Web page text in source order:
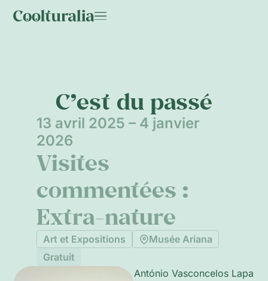
C’est du passé
13 avril 2025 – 4 janvier
2026
Visites
commentées :
Extra-nature
Art et Expositions
Musée Ariana
Gratuit
António Vasconcelos Lapa